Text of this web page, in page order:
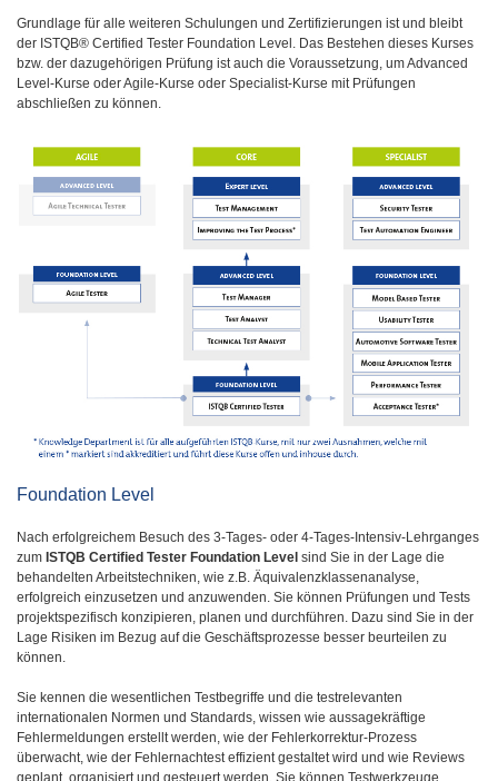
Grundlage für alle weiteren Schulungen und Zertifizierungen ist und bleibt
der ISTQB® Certified Tester Foundation Level. Das Bestehen dieses Kurses
bzw. der dazugehörigen Prüfung ist auch die Voraussetzung, um Advanced
Level-Kurse oder Agile-Kurse oder Specialist-Kurse mit Prüfungen
abschließen zu können.
Foundation Level
Nach erfolgreichem Besuch des 3-Tages- oder 4-Tages-Intensiv-Lehrganges
zum ISTQB Certified Tester Foundation Level sind Sie in der Lage die
behandelten Arbeitstechniken, wie z.B. Äquivalenzklassenanalyse,
erfolgreich einzusetzen und anzuwenden. Sie können Prüfungen und Tests
projektspezifisch konzipieren, planen und durchführen. Dazu sind Sie in der
Lage Risiken im Bezug auf die Geschäftsprozesse besser beurteilen zu
können.
Sie kennen die wesentlichen Testbegriffe und die testrelevanten
internationalen Normen und Standards, wissen wie aussagekräftige
Fehlermeldungen erstellt werden, wie der Fehlerkorrektur-Prozess
überwacht, wie der Fehlernachtest effizient gestaltet wird und wie Reviews
geplant, organisiert und gesteuert werden. Sie können Testwerkzeuge